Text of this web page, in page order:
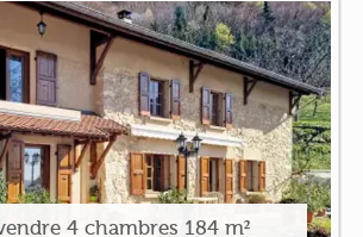
4 chambres 184 m²